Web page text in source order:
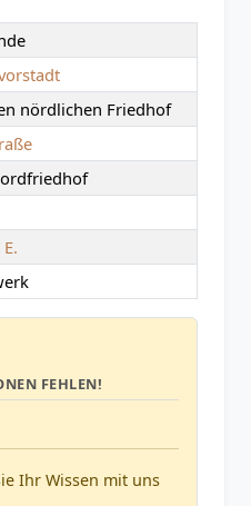
nördlichen Friedhof
FEHLEN!
Ihr Wissen mit uns